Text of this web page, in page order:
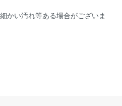
かい汚れ等ある場合がございま